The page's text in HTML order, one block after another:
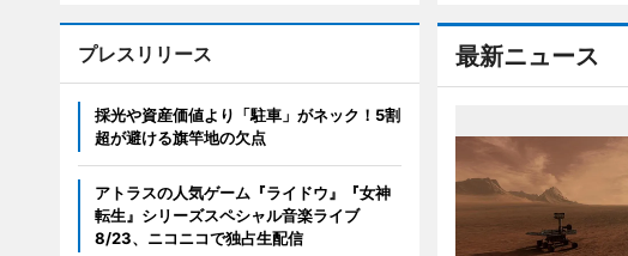
最新ニュース
プレスリリース
採光や資産価値より「駐車」がネック！5割
超が避ける旗竿地の欠点
アトラスの人気ゲーム『ライドウ』『女神
転生』シリーズスペシャル音楽ライブ
8/23、ニコニコで独占生配信